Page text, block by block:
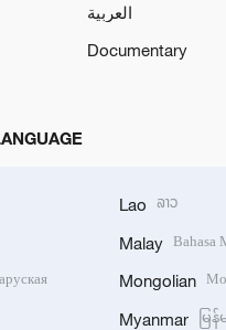
العربية
Documentary
Lao ລາວ
Malay Bahasa
Mongolian
Myanmar မြ